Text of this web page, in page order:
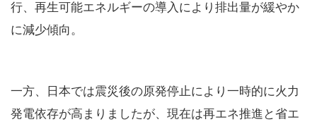
行、再生可能エネルギーの導入により排出量が緩やか
に減少傾向。
一方、日本では震災後の原発停止により一時的に火力
発電依存が高まりましたが、現在は再エネ推進と省エ